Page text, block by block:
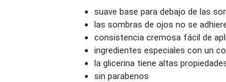
suave base para debajo de las
las sombras de ojos no se
consistencia cremosa fácil de
ingredientes especiales con un
la glicerina tiene altas
sin parabenos